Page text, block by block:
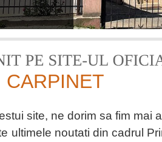
CARPINET
site, ne dorim sa fim mai
ultimele noutati din cadrul